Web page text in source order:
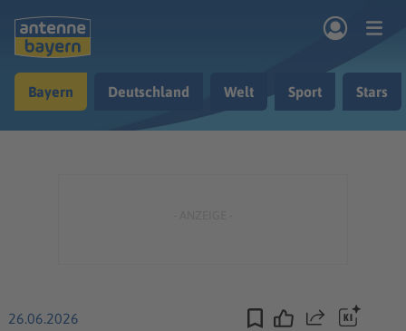
Musik & Radio
Bayern Deutschland Welt Sport Stars
26.06.2026 Teilen